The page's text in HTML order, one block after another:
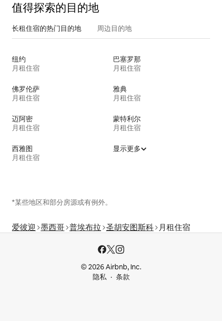
值得探索的目的地
长租住宿的热门目的地 周边目的地
纽约
月租住宿
巴塞罗那
月租住宿
佛罗伦萨
月租住宿
雅典
月租住宿
迈阿密
月租住宿
蒙特利尔
月租住宿
西雅图
月租住宿
显示更多
*某些地区和部分房源或有例外。
爱彼迎 墨西哥 普埃布拉 圣胡安图斯科 月租住宿
© 2026 Airbnb, Inc.
隐私
条款